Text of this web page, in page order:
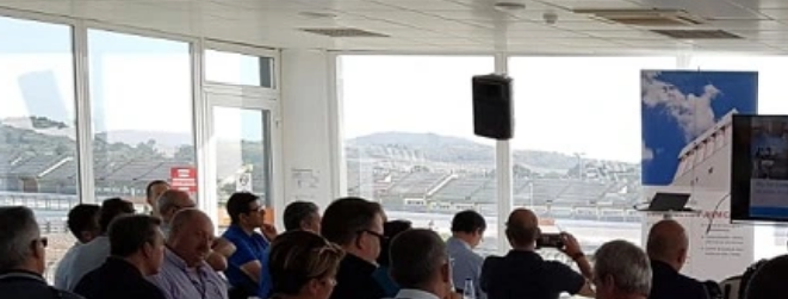
partes del Acuerdo del Espacio Económico Europeo antes de la
IP completa a un servidor de Google en los Estados Unidos y se
página web para evaluar el uso que usted hace de la página web,
servicios relacionados con la actividad de la página web y el uso de
navegador en el marco de Google Analytics no se fusionará con ningún
Plugin para el navegador
Puede evitar que estas cookies se almacenen seleccionando la
hacerlo puede significar que no podrá disfrutar de la plena
cookies sobre su uso de la página web (incluyendo su dirección IP)
Google, descargando e instalando el plugin del navegador disponible
Mensaje